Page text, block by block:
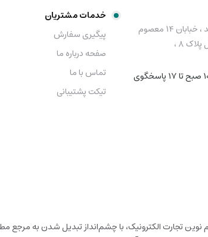
تهران ،مهرآباد ، ۴۵ متری زرند ، خبابان ۱۴ معصوم
۸ ،
شنبه تا پنجشنبه، از ساعت 10 صبح تا 17 پاسخگوی
خدمات مشتریان
پیگیری سفارش
صفحه درباره ما
تماس با ما
تیکت پشتیبانی
نوین تجارت الکترونیک، با چشم‌انداز تبدیل شدن به مرجع